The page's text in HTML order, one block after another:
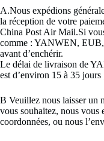
A.Nous expédions
la réception de votre
China Post Air Mail.Si
comme : YANWEN,
avant d’enchérir.
Le délai de livraison de
est d’environ 15 à 35
B Veuillez nous laisser un
vous souhaitez, nous vous
coordonnées, ou nous